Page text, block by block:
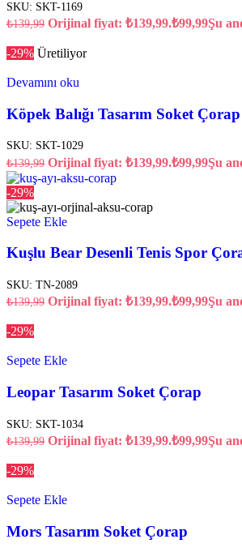
SKU: SKT-1169
₺139,99 Orijinal fiyat: ₺139,99.₺99,99Şu
-29% Üretiliyor
Devamını oku
Köpek Balığı Tasarım Soket Çorap
SKU: SKT-1029
₺139,99 Orijinal fiyat: ₺139,99.₺99,99Şu
-29%
Sepete Ekle
Kuşlu Bear Desenli Tenis Spor
SKU: TN-2089
₺139,99 Orijinal fiyat: ₺139,99.₺99,99Şu
-29%
Sepete Ekle
Leopar Tasarım Soket Çorap
SKU: SKT-1034
₺139,99 Orijinal fiyat: ₺139,99.₺99,99Şu
-29%
Sepete Ekle
Mors Tasarım Soket Çorap